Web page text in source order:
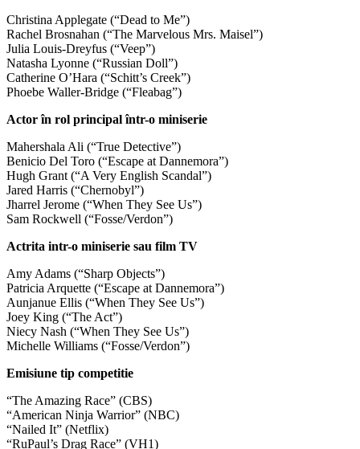
Christina Applegate (“Dead to Me”)
Rachel Brosnahan (“The Marvelous Mrs. Maisel”)
Julia Louis-Dreyfus (“Veep”)
Natasha Lyonne (“Russian Doll”)
Catherine O’Hara (“Schitt’s Creek”)
Phoebe Waller-Bridge (“Fleabag”)
Actor în rol principal într-o miniserie
Mahershala Ali (“True Detective”)
Benicio Del Toro (“Escape at Dannemora”)
Hugh Grant (“A Very English Scandal”)
Jared Harris (“Chernobyl”)
Jharrel Jerome (“When They See Us”)
Sam Rockwell (“Fosse/Verdon”)
Actrita intr-o miniserie sau film TV
Amy Adams (“Sharp Objects”)
Patricia Arquette (“Escape at Dannemora”)
Aunjanue Ellis (“When They See Us”)
Joey King (“The Act”)
Niecy Nash (“When They See Us”)
Michelle Williams (“Fosse/Verdon”)
Emisiune tip competitie
“The Amazing Race” (CBS)
“American Ninja Warrior” (NBC)
“Nailed It” (Netflix)
“RuPaul’s Drag Race” (VH1)